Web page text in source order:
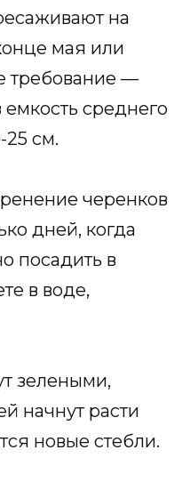
на
мая или
требование —
среднего
25 см.
черенков
дней, когда
посадить в
в воде,
зелеными,
начнут расти
новые стебли.